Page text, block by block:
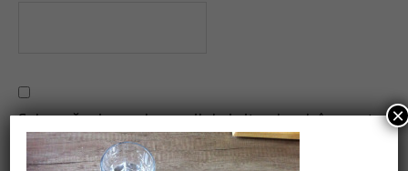
Salvează-mi numele, emailul și site-ul web în acest
navigator pentru data viitoare când o să comentez.
×